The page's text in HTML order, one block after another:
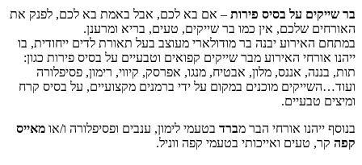
בר שייקים על בסיס פירות – אם בא לכם, אבל באמת בא לכם, לפנק את
האורחים שלכם, אין כמו בר שייקים, טעים, בריא ומרענן.
במתחם האירוע יבנה בר מודולארי מעוצב בעל תאורת לדים ייחודית, בו
ייהנו אורחי האירוע מבר שייקים קפואים וטבעיים על בסיס פירות כגון:
תות, בננה, אננס, מלון, אבטיח, מנגו, אפרסק, קיווי, רימון, פסיפלורה
ועוד…השייקים מוכנים במקום על ידי ברמנים מקצועיים, על בסיס קרח
ומיצים טבעיים.
בנוסף ייהנו אורחי הבר מברד בטעמי לימון, ענבים ופסיפלורה ו/או מאייס
קפה קר, טעים ואייכותי בטעמי קפה ווניל.